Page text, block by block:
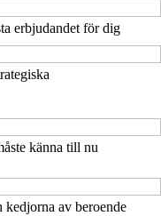
erbjudandet för dig
känna till nu
av beroende